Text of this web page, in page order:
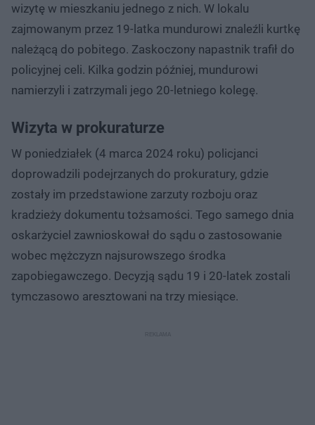
wizytę w mieszkaniu jednego z nich. W lokalu
zajmowanym przez 19-latka mundurowi znaleźli kurtkę
należącą do pobitego. Zaskoczony napastnik trafił do
policyjnej celi. Kilka godzin później, mundurowi
namierzyli i zatrzymali jego 20-letniego kolegę.
Wizyta w prokuraturze
W poniedziałek (4 marca 2024 roku) policjanci
doprowadzili podejrzanych do prokuratury, gdzie
zostały im przedstawione zarzuty rozboju oraz
kradzieży dokumentu tożsamości. Tego samego dnia
oskarżyciel zawnioskował do sądu o zastosowanie
wobec mężczyzn najsurowszego środka
zapobiegawczego. Decyzją sądu 19 i 20-latek zostali
tymczasowo aresztowani na trzy miesiące.